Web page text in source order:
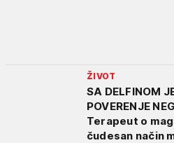
ŽIVOT
SA DELFINOM
POVERENJE
Terapeut o
čudesan način